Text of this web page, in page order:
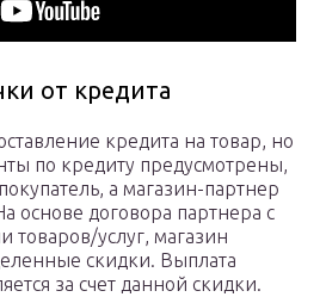
от кредита
кредита на товар, но
по кредиту предусмотрены,
а магазин-партнер
основе договора партнера с
услуг, магазин
скидки. Выплата
за счет данной скидки.